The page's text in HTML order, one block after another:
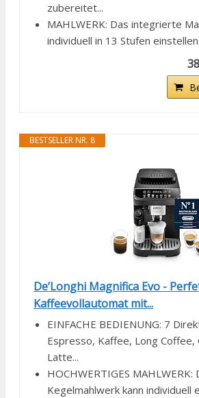
zubereitet...
MAHLWERK: Das integrierte
individuell in 13 Stufen
BESTSELLER NR. 8
De’Longhi Magnifica Evo -
Kaffeevollautomat mit...
EINFACHE BEDIENUNG: 7
Espresso, Kaffee, Long Coffee,
Latte...
HOCHWERTIGES
Kegelmahlwerk kann individuell